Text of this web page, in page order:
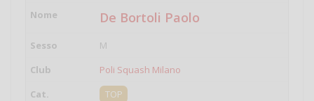
De Bortoli Paolo
M
Poli Squash Milano
TOP